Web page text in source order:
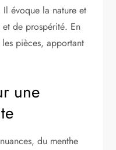
Il évoque la nature et
de prospérité. En
pièces, apportant
une
du menthe